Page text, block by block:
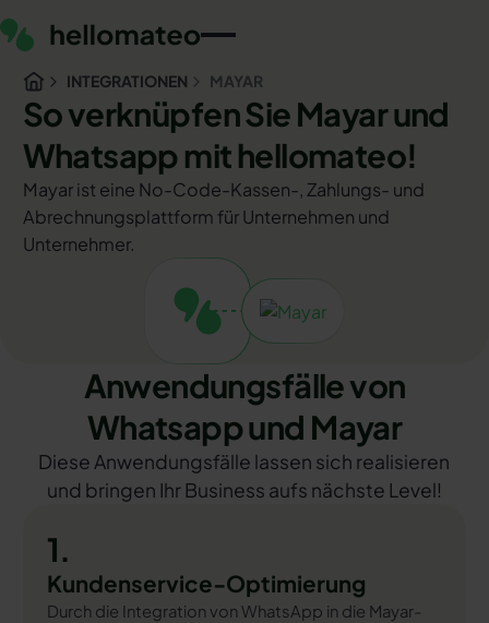
INTEGRATIONEN MAYAR
So verknüpfen Sie Mayar und
Whatsapp mit hellomateo!
Mayar ist eine No-Code-Kassen-, Zahlungs- und
Abrechnungsplattform für Unternehmen und
Unternehmer.
Anwendungsfälle von
Whatsapp und Mayar
Diese Anwendungsfälle lassen sich realisieren
und bringen Ihr Business aufs nächste Level!
1.
Kundenservice-Optimierung
Durch die Integration von WhatsApp in die Mayar-